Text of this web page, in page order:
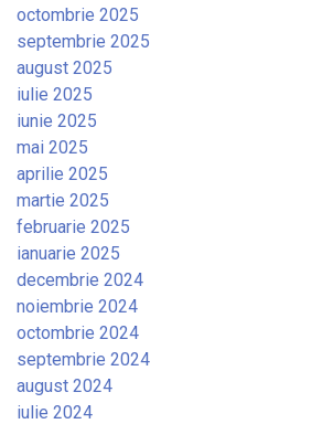
octombrie 2025
septembrie 2025
august 2025
iulie 2025
iunie 2025
mai 2025
aprilie 2025
martie 2025
februarie 2025
ianuarie 2025
decembrie 2024
noiembrie 2024
octombrie 2024
septembrie 2024
august 2024
iulie 2024